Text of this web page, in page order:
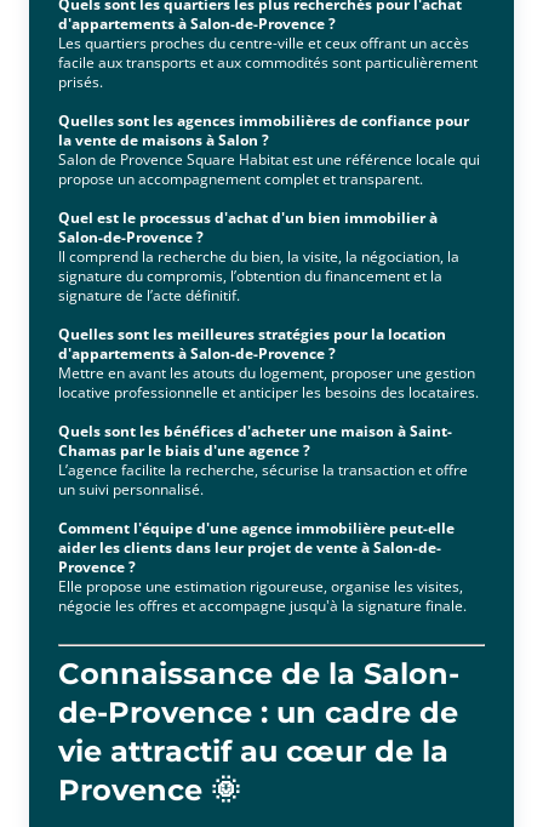
Quels sont les quartiers les plus recherchés pour l'achat
d'appartements à Salon-de-Provence ?
Les quartiers proches du centre-ville et ceux offrant un accès
facile aux transports et aux commodités sont particulièrement
prisés.
Quelles sont les agences immobilières de confiance pour
la vente de maisons à Salon ?
Salon de Provence Square Habitat est une référence locale qui
propose un accompagnement complet et transparent.
Quel est le processus d'achat d'un bien immobilier à
Salon-de-Provence ?
Il comprend la recherche du bien, la visite, la négociation, la
signature du compromis, l’obtention du financement et la
signature de l’acte définitif.
Quelles sont les meilleures stratégies pour la location
d'appartements à Salon-de-Provence ?
Mettre en avant les atouts du logement, proposer une gestion
locative professionnelle et anticiper les besoins des locataires.
Quels sont les bénéfices d'acheter une maison à Saint-
Chamas par le biais d'une agence ?
L’agence facilite la recherche, sécurise la transaction et offre
un suivi personnalisé.
Comment l'équipe d'une agence immobilière peut-elle
aider les clients dans leur projet de vente à Salon-de-
Provence ?
Elle propose une estimation rigoureuse, organise les visites,
négocie les offres et accompagne jusqu'à la signature finale.
Connaissance de la Salon-
de-Provence : un cadre de
vie attractif au cœur de la
Provence 🌞